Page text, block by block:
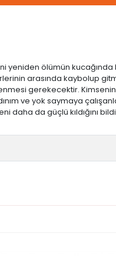
yeniden ölümün
arasında kaybolup
gerekecektir.
ve yok saymaya
daha da güçlü kıldığını